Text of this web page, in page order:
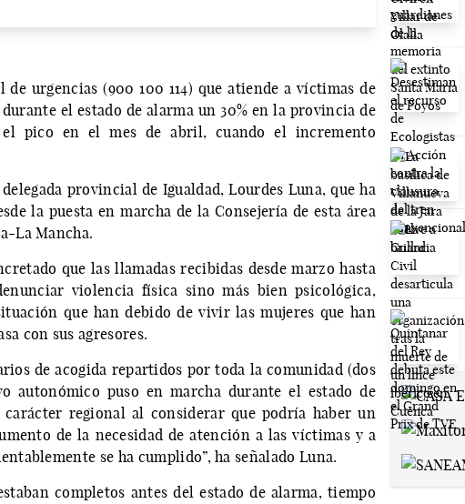
urgencias (900 100 114) que atiende a víctimas de
el estado de alarma un 30% en la provincia de
el pico en el mes de abril, cuando el incremento
provincial de Igualdad, Lourdes Luna, que ha
la puesta en marcha de la Consejería de esta área
La Mancha.
que las llamadas recibidas desde marzo hasta
violencia física sino más bien psicológica,
que han debido de vivir las mujeres que han
con sus agresores.
de acogida repartidos por toda la comunidad (dos
autonómico puso en marcha durante el estado de
regional al considerar que podría haber un
de la necesidad de atención a las víctimas y a
se ha cumplido”, ha señalado Luna.
completos antes del estado de alarma, tiempo